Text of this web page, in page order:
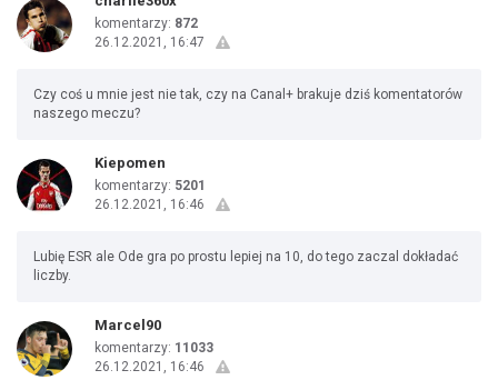
komentarzy: 872
26.12.2021, 16:47
Czy coś u mnie jest nie tak, czy na Canal+ brakuje dziś komentatorów
naszego meczu?
Kiepomen
komentarzy: 5201
26.12.2021, 16:46
Lubię ESR ale Ode gra po prostu lepiej na 10, do tego zaczal dokładać
liczby.
Marcel90
komentarzy: 11033
26.12.2021, 16:46